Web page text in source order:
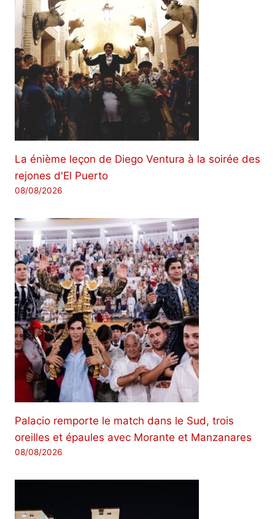
La énième leçon de Diego Ventura à la soirée des
rejones d'El Puerto
08/08/2026
Palacio remporte le match dans le Sud, trois
oreilles et épaules avec Morante et Manzanares
08/08/2026